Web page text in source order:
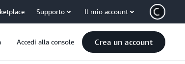
Supporto Il mio account
Accedi alla console Crea un account